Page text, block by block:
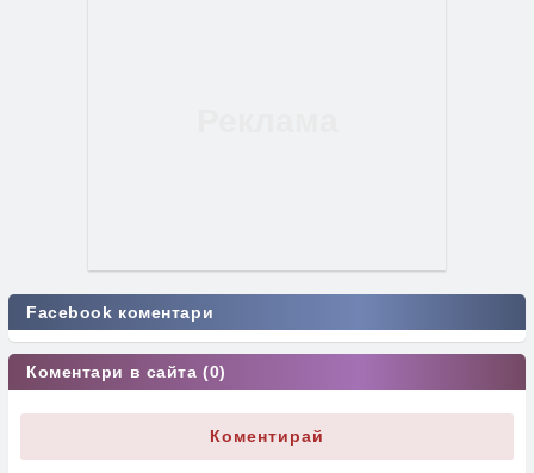
Facebook коментари
Коментари в сайта (0)
Коментирай